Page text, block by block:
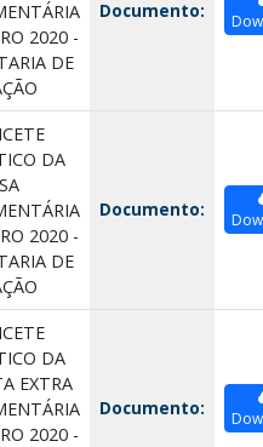
2020 -
DE
Documento:
DA
2020 -
DE
Documento:
DA
EXTRA
2020 -
Documento: